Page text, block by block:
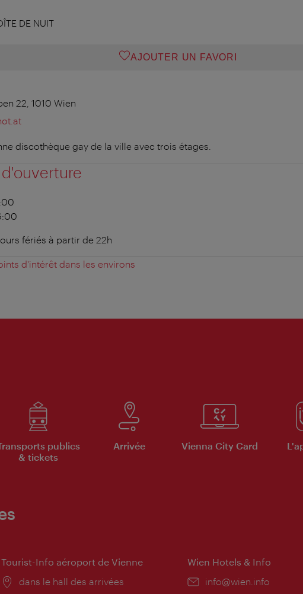
DE NUIT
AJOUTER UN FAVORI
22, 1010 Wien
discothèque gay de la ville avec trois étages.
fériés à partir de 22h
d'intérêt dans les environs
publics
& tickets
Arrivée Vienna City Card
Tourist-Info aéroport de Vienne
Lieu:
dans le hall des arrivées
Wien Hotels & Info
E-
info@wien.info